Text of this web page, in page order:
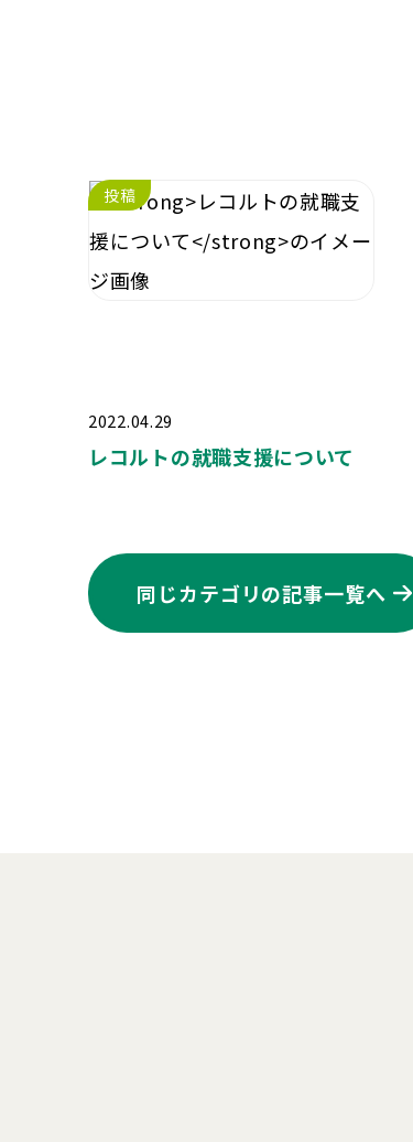
投稿
2022.04.29
レコルトの就職支援について
同じカテゴリの記事⼀覧へ